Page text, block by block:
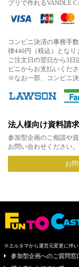
プリで作れるVANDLE
コンビニ決済の事務手
律440円（税込）となり
ご注文日の翌日から3
ビニからお支払いくださ
※なお一部、コンビニ
法人様向け資料請
参加型企画のご相談や
お問い合わせください。
お
※エルタマから運営元変更に伴い
参加型企画へのご質問窓